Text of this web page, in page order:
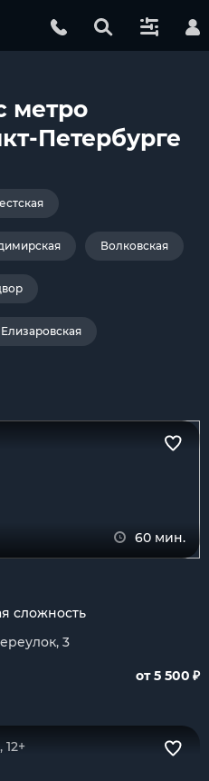
метро
Петербурге
Волковская
Елизаровская
60 мин.
сложность
3
от 5 500 ₽